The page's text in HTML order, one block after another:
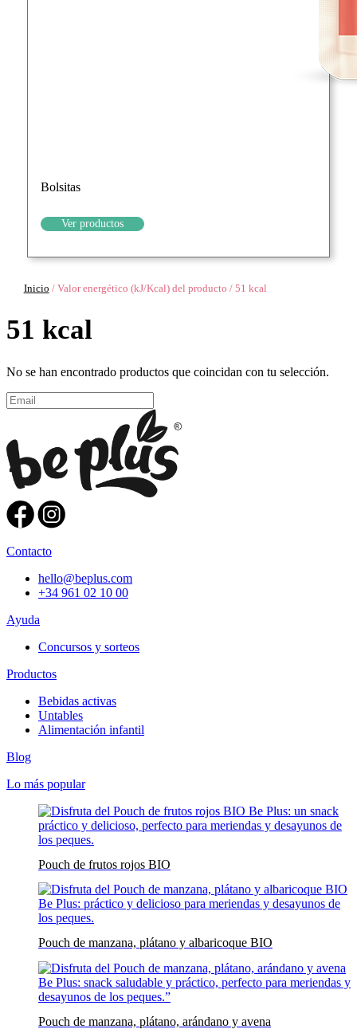
Bolsitas
Ver productos
Inicio / Valor energético (kJ/Kcal) del producto / 51 kcal
51 kcal
No se han encontrado productos que coincidan con tu selección.
Contacto
hello@beplus.com
+34 961 02 10 00
Ayuda
Concursos y sorteos
Productos
Bebidas activas
Untables
Alimentación infantil
Blog
Lo más popular
Pouch de frutos rojos BIO
Pouch de manzana, plátano y albaricoque BIO
Pouch de manzana, plátano, arándano y avena